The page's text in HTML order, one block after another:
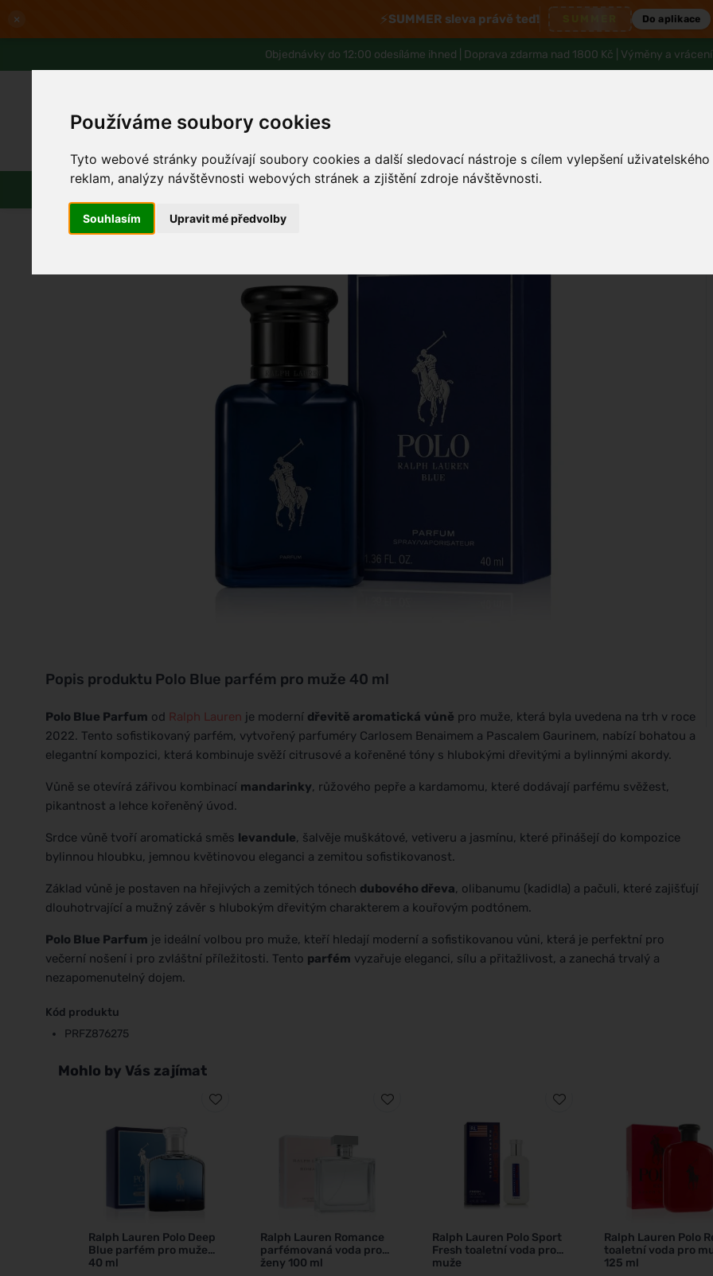
Používáme soubory cookies
Tyto webové stránky používají soubory cookies a další sledovací nástroje s cílem vylepšení
reklam, analýzy návštěvnosti webových stránek a zjištění zdroje návštěvnosti.
Souhlasím Upravit mé předvolby
× ⚡SUMMER sleva právě teď! Do aplikace
Objednávky do 12:00 odesíláme ihned | Doprava zdarma nad 1800 Kč | Výměny a
Slevy až -80% Blog Lexikon
Parfémy Líčení Vlasy Pleť Tělo a hygiena
Popis produktu Polo Blue parfém pro muže 40 ml
Polo Blue Parfum od Ralph Lauren je moderní dřevitě aromatická vůně pro muže, která byla uvedena na trh v roce
2022. Tento sofistikovaný parfém, vytvořený parfuméry Carlosem Benaimem a Pascalem Gaurinem, nabízí bohatou a
elegantní kompozici, která kombinuje svěží citrusové a kořeněné tóny s hlubokými dřevitými a bylinnými akordy.
Vůně se otevírá zářivou kombinací mandarinky, růžového pepře a kardamomu, které dodávají parfému svěžest,
pikantnost a lehce kořeněný úvod.
Srdce vůně tvoří aromatická směs levandule, šalvěje muškátové, vetiveru a jasmínu, které přinášejí do kompozice
bylinnou hloubku, jemnou květinovou eleganci a zemitou sofistikovanost.
Základ vůně je postaven na hřejivých a zemitých tónech dubového dřeva, olibanumu (kadidla) a pačuli, které zajišťují
dlouhotrvající a mužný závěr s hlubokým dřevitým charakterem a kouřovým podtónem.
Polo Blue Parfum je ideální volbou pro muže, kteří hledají moderní a sofistikovanou vůni, která je perfektní pro
večerní nošení i pro zvláštní příležitosti. Tento parfém vyzařuje eleganci, sílu a přitažlivost, a zanechá trvalý a
nezapomenutelný dojem.
Kód produktu
PRFZ876275
Mohlo by Vás zajímat
Ralph Lauren Polo Deep
Blue parfém pro muže
40 ml
Ralph Lauren Romance
parfémovaná voda pro
ženy 100 ml
Ralph Lauren Polo Sport
Fresh toaletní voda pro
muže
Ralph Lauren Polo
toaletní voda pro
125 ml